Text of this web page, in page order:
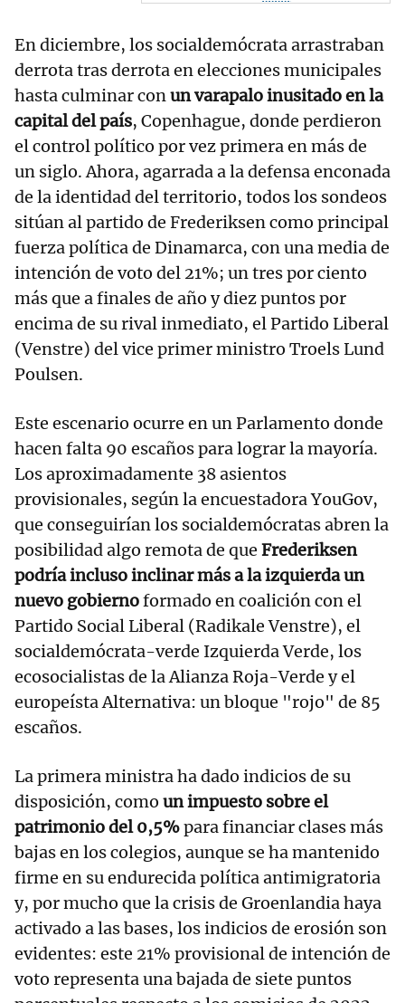
En diciembre, los socialdemócrata arrastraban
derrota tras derrota en elecciones municipales
hasta culminar conun varapalo inusitado en la
capital del país, Copenhague, donde perdieron
el control político por vez primera en más de
un siglo. Ahora, agarrada a la defensa enconada
de la identidad del territorio, todos los sondeos
sitúan al partido de Frederiksen como principal
fuerza política de Dinamarca, con una media de
intención de voto del 21%; un tres por ciento
más que a finales de año y diez puntos por
encima de su rival inmediato, el Partido Liberal
(Venstre) del vice primer ministro Troels Lund
Poulsen.
Este escenario ocurre en un Parlamento donde
hacen falta 90 escaños para lograr la mayoría.
Los aproximadamente 38 asientos
provisionales, según la encuestadora YouGov,
que conseguirían los socialdemócratas abren la
posibilidad algo remota de que Frederiksen
podría incluso inclinar más a la izquierda un
nuevo gobiernoformado en coalición con el
Partido Social Liberal (Radikale Venstre), el
socialdemócrata-verde Izquierda Verde, los
ecosocialistas de la Alianza Roja-Verde y el
europeísta Alternativa: un bloque "rojo" de 85
escaños.
La primera ministra ha dado indicios de su
disposición, como un impuesto sobre el
patrimonio del 0,5%para financiar clases más
bajas en los colegios, aunque se ha mantenido
firme en su endurecida política antimigratoria
y, por mucho que la crisis de Groenlandia haya
activado a las bases, los indicios de erosión son
evidentes: este 21% provisional de intención de
voto representa una bajada de siete puntos